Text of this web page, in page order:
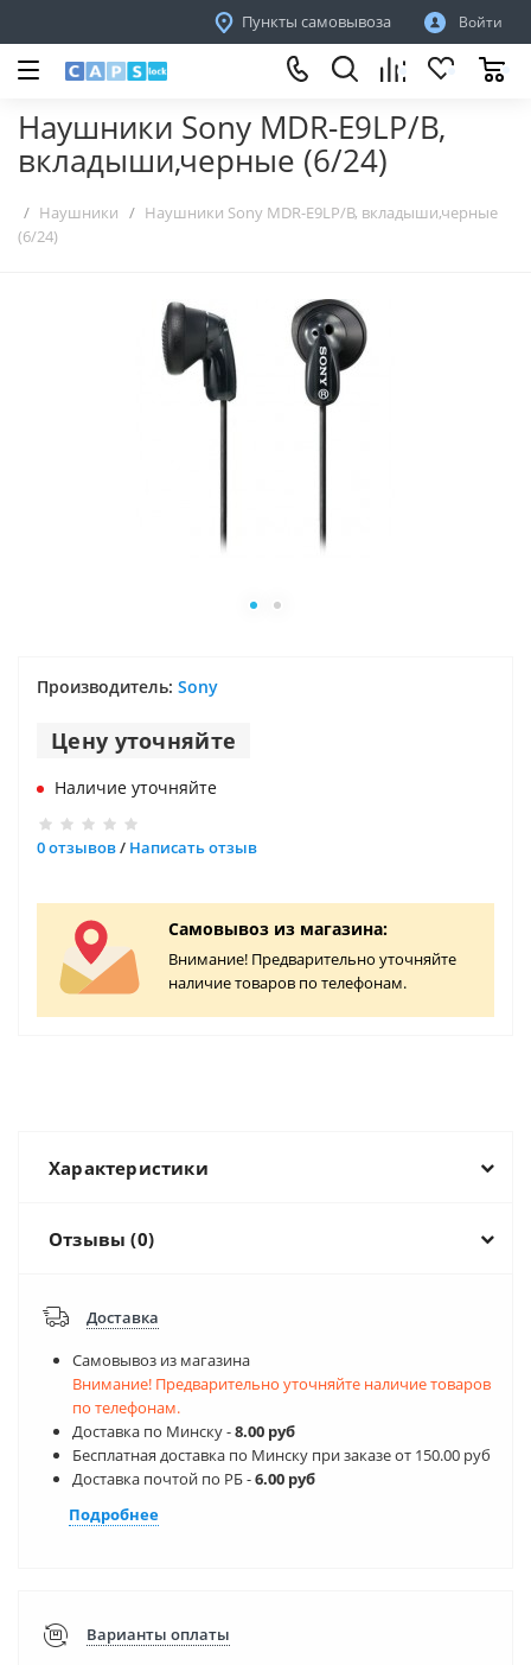
Пункты самовывоза Войти
Наушники Sony MDR-E9LP/B,
вкладыши,черные (6/24)
Наушники
Наушники Sony MDR-E9LP/B, вкладыши,черные
(6/24)
Производитель: Sony
Цену уточняйте
Наличие уточняйте
0 отзывов/ Написать отзыв
Самовывоз из магазина:
Внимание! Предварительно уточняйте
наличие товаров по телефонам.
Характеристики
Отзывы (0)
Доставка
Самовывоз из магазина
Внимание! Предварительно уточняйте наличие товаров
по телефонам.
Доставка по Минску -8.00 руб
Бесплатная доставка по Минску при заказе от 150.00 руб
Доставка почтой по РБ -6.00 руб
Подробнее
Варианты оплаты